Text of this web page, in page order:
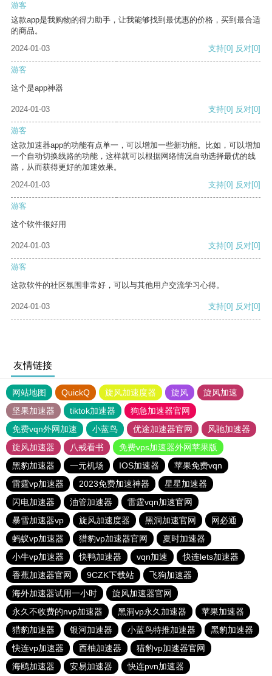
游客
这款app是我购物的得力助手，让我能够找到最优惠的价格，买到最合适
的商品。
2024-01-03
支持[0] 反对[0]
游客
这个是app神器
2024-01-03 支持[0] 反对[0]
游客
这款加速器app的功能有点单一，可以增加一些新功能。比如，可以增加
一个自动切换线路的功能，这样就可以根据网络情况自动选择最优的线
路，从而获得更好的加速效果。
2024-01-03
支持[0] 反对[0]
游客
这个软件很好用
2024-01-03 支持[0] 反对[0]
游客
这款软件的社区氛围非常好，可以与其他用户交流学习心得。
2024-01-03 支持[0] 反对[0]
友情链接
网站地图 QuickQ 旋风加速度器 旋风
旋风加速
坚果加速器
tiktok加速器
狗急加速器官网
免费vqn外网加速
小蓝鸟 优途加速器官网
风驰加速器
旋风加速器
八戒看书
免费vps加速器外网苹果版
黑豹加速器
一元机场 IOS加速器
苹果免费vqn
雷霆vp加速器
2023免费加速神器
星星加速器
闪电加速器
油管加速器
雷霆vqn加速官网
暴雪加速器vp
旋风加速度器 黑洞加速官网
网必通
蚂蚁vp加速器
猎豹vp加速器官网
夏时加速器
小牛vp加速器
快鸭加速器 vqn加速
快连lets加速器
香蕉加速器官网
9CZK下载站
飞狗加速器
海外加速器试用一小时
旋风加速器官网
永久不收费的nvp加速器
黑洞vp永久加速器
苹果加速器
猎豹加速器
银河加速器 小蓝鸟特推加速器
黑豹加速器
快连vp加速器
西柚加速器
猎豹vp加速器官网
海鸥加速器
安易加速器 快连pvn加速器